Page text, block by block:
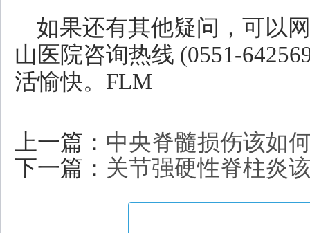
如果还有其他疑问，可以
山医院咨询热线 (0551-
活愉快。FLM
上一篇： 中央脊髓损伤该如
下一篇： 关节强硬性脊柱炎